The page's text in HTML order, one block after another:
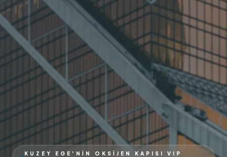
KUZEY EGE'NIN OKSIJEN KAPISI VIP